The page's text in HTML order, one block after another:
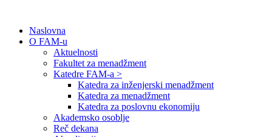
Naslovna
O FAM-u
Aktuelnosti
Fakultet za menadžment
Katedre FAM-a >
Katedra za inženjerski menadžment
Katedra za menadžment
Katedra za poslovnu ekonomiju
Akademsko osoblje
Reč dekana